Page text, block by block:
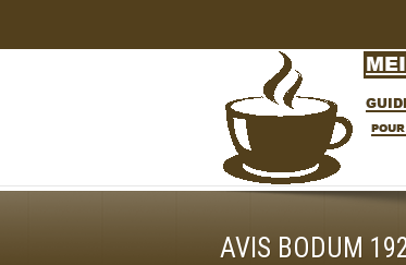
AVIS BODUM